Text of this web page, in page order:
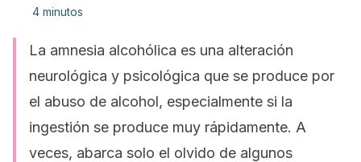
4 minutos
La amnesia alcohólica es una alteración
neurológica y psicológica que se produce por
el abuso de alcohol, especialmente si la
ingestión se produce muy rápidamente. A
veces, abarca solo el olvido de algunos